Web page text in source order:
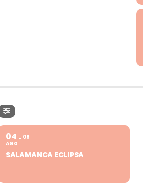
04
AGO
08
SALAMANCA ECLIPSA